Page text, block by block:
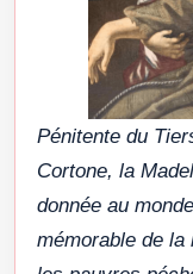
Pénitente du
Cortone, la
donnée au
mémorable de